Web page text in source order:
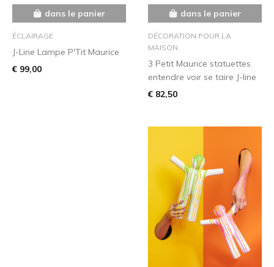
dans le panier
ÉCLAIRAGE
J-Line Lampe P'Tit Maurice
€ 99,00
dans le panier
DÉCORATION POUR LA
MAISON
3 Petit Maurice statuettes
entendre voir se taire J-line
€ 82,50